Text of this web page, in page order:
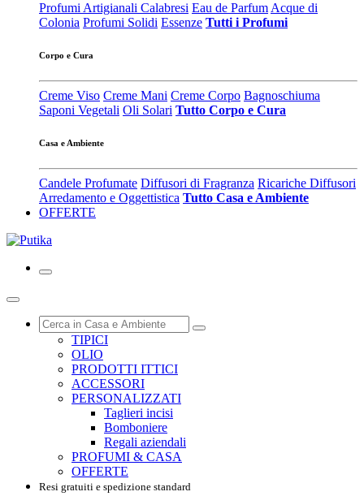
Profumi Artigianali Calabresi Eau de ParfumAcque di
Colonia Profumi Solidi Essenze Tutti i Profumi
Corpo e Cura
Creme Viso Creme Mani Creme Corpo Bagnoschiuma
Saponi Vegetali Oli Solari Tutto Corpo e Cura
Casa e Ambiente
Candele Profumate Diffusori di Fragranza Ricariche Diffusori
Arredamento e Oggettistica Tutto Casa e Ambiente
OFFERTE
TIPICI
OLIO
PRODOTTI ITTICI
ACCESSORI
PERSONALIZZATI
Taglieri incisi
Bomboniere
Regali aziendali
PROFUMI & CASA
OFFERTE
Resi gratuiti e spedizione standard